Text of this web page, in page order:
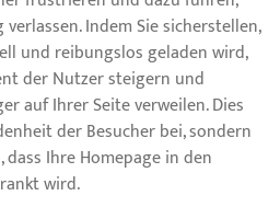
Indem Sie sicherstellen,
und reibungslos geladen wird,
der Nutzer steigern und
auf Ihrer Seite verweilen. Dies
der Besucher bei, sondern
Ihre Homepage in den
wird.